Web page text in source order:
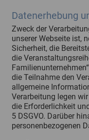
Datenerhebung
Zweck der
unserer Webseite ist,
Sicherheit, die
die
die Teilnahme den
allgemeine
Verarbeitung legen
die Erforderlichkeit
5 DSGVO. Darüber
personenbezogenen